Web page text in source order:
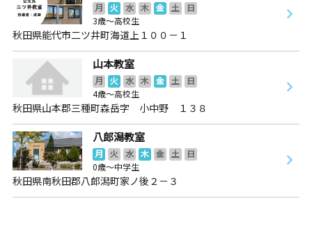
月 火 水 木 金 土
日
3歳～高校生
秋田県能代市二ツ井町海道上１００－１
山本教室
月 火 水 木 金 土
日
4歳～高校生
秋田県山本郡三種町森岳字 小中野 １３８
八郎潟教室
月 火 水 木 金 土
日
0歳～中学生
秋田県南秋田郡八郎潟町家ノ後２－３